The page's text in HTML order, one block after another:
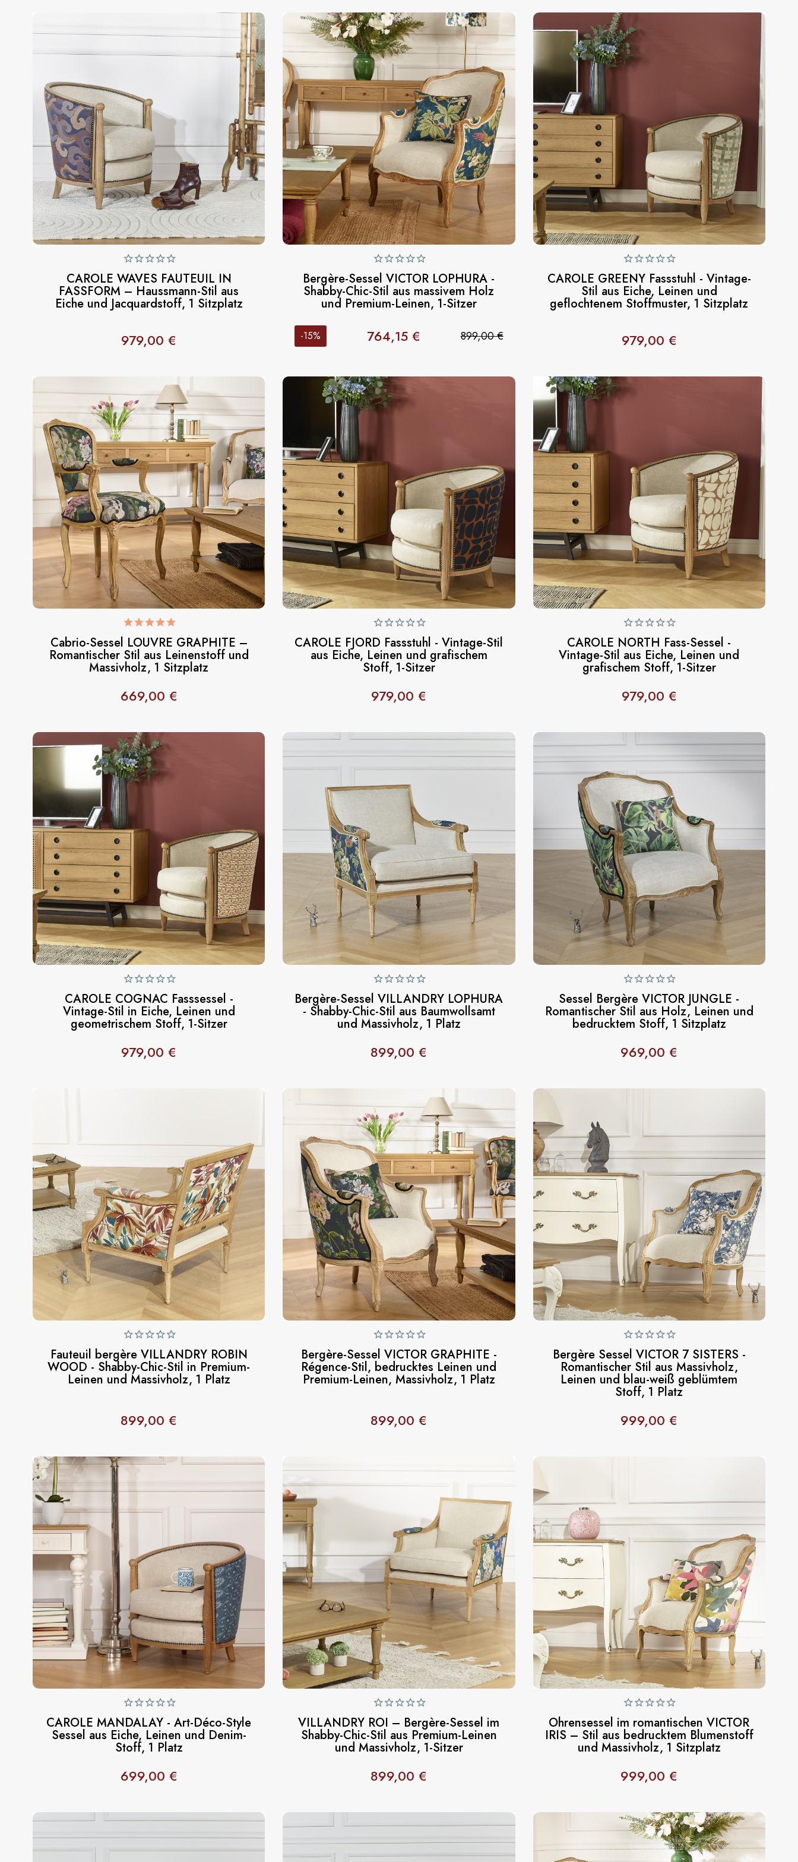
CAROLE WAVES FAUTEUIL IN
FASSFORM – Haussmann-Stil aus
Eiche und Jacquardstoff, 1 Sitzplatz
Preis
979,00 €
Bergère-Sessel VICTOR LOPHURA -
Shabby-Chic-Stil aus massivem Holz
und Premium-Leinen, 1-Sitzer
-15%
Preis 764,15 €
Verkaufspreis 899,00 €
CAROLE GREENY Fassstuhl - Vintage-
Stil aus Eiche, Leinen und
geflochtenem Stoffmuster, 1 Sitzplatz
Preis
979,00 €
Cabrio-Sessel LOUVRE GRAPHITE –
Romantischer Stil aus Leinenstoff und
Massivholz, 1 Sitzplatz
Preis
669,00 €
CAROLE FJORD Fassstuhl - Vintage-Stil
aus Eiche, Leinen und grafischem
Stoff, 1-Sitzer
Preis
979,00 €
CAROLE NORTH Fass-Sessel -
Vintage-Stil aus Eiche, Leinen und
grafischem Stoff, 1-Sitzer
Preis
979,00 €
CAROLE COGNAC Fasssessel -
Vintage-Stil in Eiche, Leinen und
geometrischem Stoff, 1-Sitzer
Preis
979,00 €
Bergère-Sessel VILLANDRY LOPHURA
- Shabby-Chic-Stil aus Baumwollsamt
und Massivholz, 1 Platz
Preis
899,00 €
Sessel Bergère VICTOR JUNGLE -
Romantischer Stil aus Holz, Leinen und
bedrucktem Stoff, 1 Sitzplatz
Preis
969,00 €
Fauteuil bergère VILLANDRY ROBIN
WOOD - Shabby-Chic-Stil in Premium-
Leinen und Massivholz, 1 Platz
Preis
899,00 €
Bergère-Sessel VICTOR GRAPHITE -
Régence-Stil, bedrucktes Leinen und
Premium-Leinen, Massivholz, 1 Platz
Preis
899,00 €
Bergère Sessel VICTOR 7 SISTERS -
Romantischer Stil aus Massivholz,
Leinen und blau-weiß geblümtem
Stoff, 1 Platz
Preis
999,00 €
CAROLE MANDALAY - Art-Déco-Style
Sessel aus Eiche, Leinen und Denim-
Stoff, 1 Platz
Preis
699,00 €
VILLANDRY ROI – Bergère-Sessel im
Shabby-Chic-Stil aus Premium-Leinen
und Massivholz, 1-Sitzer
Preis
899,00 €
Ohrensessel im romantischen VICTOR
IRIS – Stil aus bedrucktem Blumenstoff
und Massivholz, 1 Sitzplatz
Preis
999,00 €